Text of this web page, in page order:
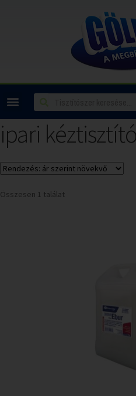
ipari kéztisztító
Összesen 1 találat